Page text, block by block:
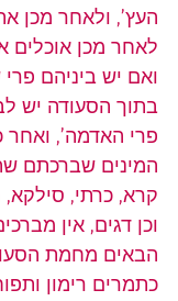
העץ’, ולאחר מכן
לאחר מכן אוכלים
ואם יש ביניהם
בתוך הסעודה יש
פרי האדמה’, ואחר
המינים שברכתם
קרא, כרתי,
וכן דגים, אין
הבאים מחמת
כתמרים רימון